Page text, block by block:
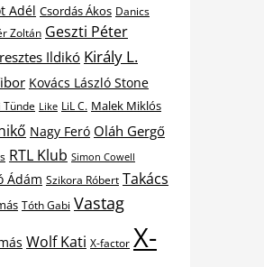
Adél Csordás Ákos Danics
Zoltán Geszti Péter
Ildikó Király L.
Kovács László Stone
Tünde Like LiL C. Malek Miklós
Nagy Feró Oláh Gergő
RTL Klub Simon Cowell
Ádám Szikora Róbert Takács
Tóth Gabi Vastag
Wolf Kati X-factor X-